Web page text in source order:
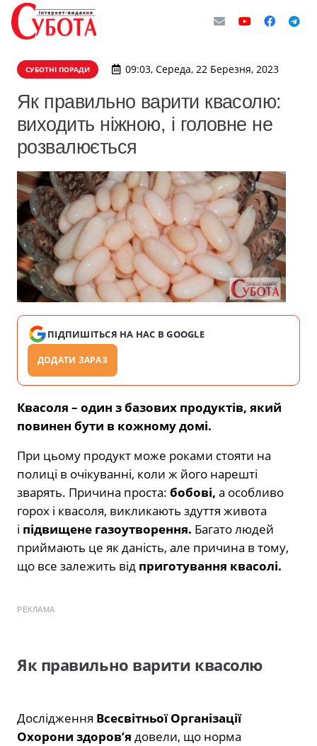
СУБОТНІ ПОРАДИ 09:03, Середа, 22 Березня, 2023
Як правильно варити квасолю:
виходить ніжною, і головне не
розвалюється
ПІДПИШІТЬСЯ НА НАС В GOOGLE
ДОДАТИ ЗАРАЗ
Квасоля – один з базових продуктів, який
повинен бути в кожному домі.
При цьому продукт може роками стояти на
полиці в очікуванні, коли ж його нарешті
зварять. Причина проста: бобові, а особливо
горох і квасоля, викликають здуття живота
і підвищене газоутворення. Багато людей
приймають це як даність, але причина в тому,
що все залежить від приготування квасолі.
РЕКЛАМА
Як правильно варити квасолю
Дослідження Всесвітньої Організації
Охорони здоров’я довели, що норма